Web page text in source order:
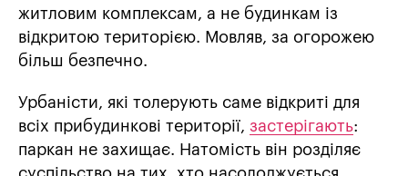
житловим комплексам, а не будинкам із
відкритою територією. Мовляв, за огорожею
більш безпечно.
Урбаністи, які толерують саме відкриті для
всіх прибудинкові території, застерігають:
паркан не захищає. Натомість він розділяє